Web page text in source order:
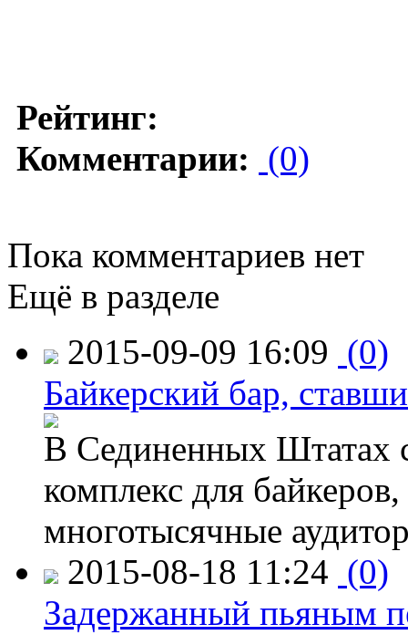
Рейтинг:
Комментарии: (0)
Пока комментариев нет
Ещё в разделе
2015-09-09 16:09 (0)
Байкерский бар,
В Сединенных Штатах
комплекс для
многотысячные
2015-08-18 11:24 (0)
Задержанный пьяным